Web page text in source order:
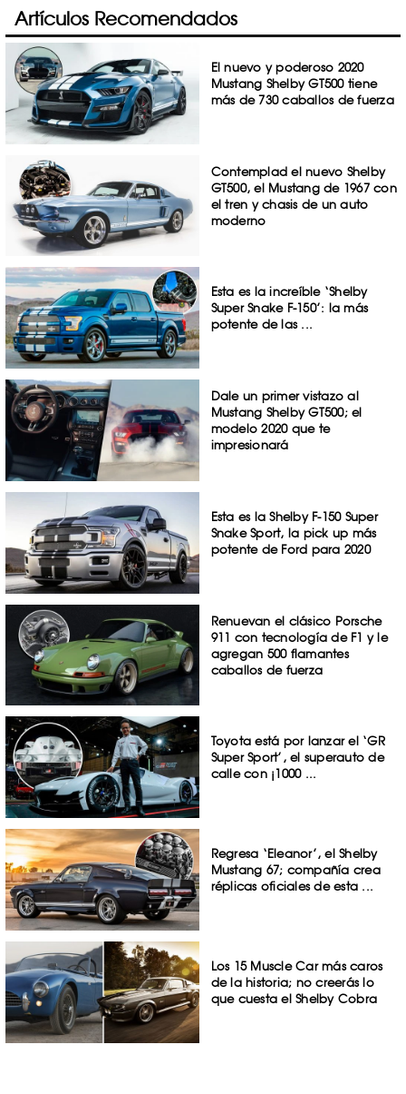
Artículos Recomendados
El nuevo y poderoso 2020
Mustang Shelby GT500 tiene
más de 730 caballos de fuerza
Contemplad el nuevo Shelby
GT500, el Mustang de 1967 con
el tren y chasis de un auto
moderno
Esta es la increíble ‘Shelby
Super Snake F-150’: la más
potente de las ...
Dale un primer vistazo al
Mustang Shelby GT500; el
modelo 2020 que te
impresionará
Esta es la Shelby F-150 Super
Snake Sport, la pick up más
potente de Ford para 2020
Renuevan el clásico Porsche
911 con tecnología de F1 y le
agregan 500 flamantes
caballos de fuerza
Toyota está por lanzar el ‘GR
Super Sport’, el superauto de
calle con ¡1000 ...
Regresa ‘Eleanor’, el Shelby
Mustang 67; compañía crea
réplicas oficiales de esta ...
Los 15 Muscle Car más caros
de la historia; no creerás lo
que cuesta el Shelby Cobra